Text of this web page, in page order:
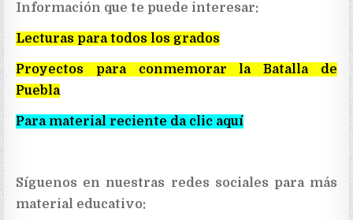
Información que te puede interesar:
Lecturas para todos los grados
Proyectos para conmemorar la Batalla de
Puebla
Para material reciente da clic aquí
Síguenos en nuestras redes sociales para más
material educativo: